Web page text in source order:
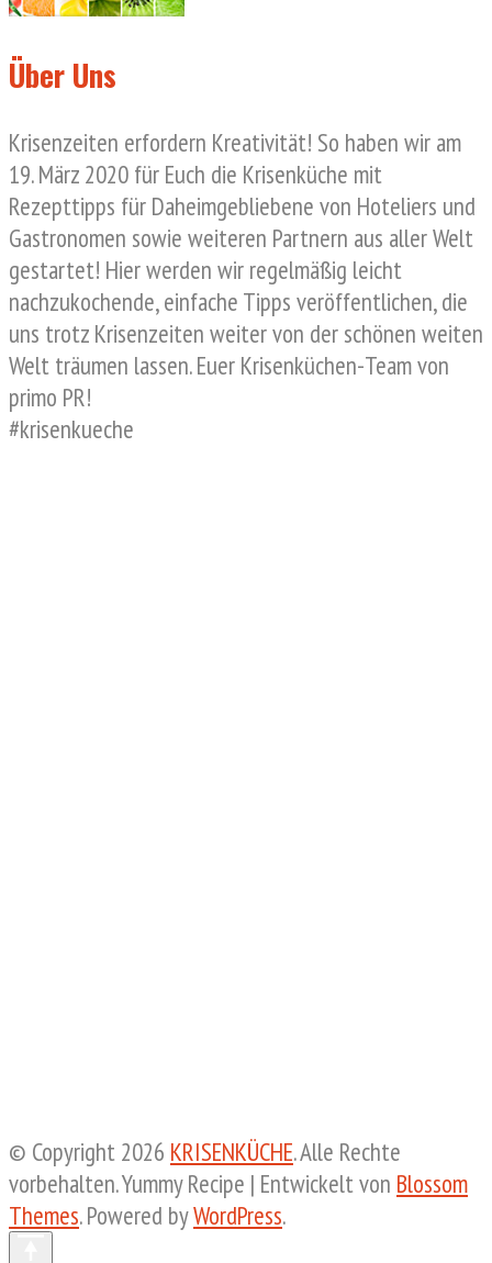
Über Uns
Krisenzeiten erfordern Kreativität! So haben wir am
19. März 2020 für Euch die Krisenküche mit
Rezepttipps für Daheimgebliebene von Hoteliers und
Gastronomen sowie weiteren Partnern aus aller Welt
gestartet! Hier werden wir regelmäßig leicht
nachzukochende, einfache Tipps veröffentlichen, die
uns trotz Krisenzeiten weiter von der schönen weiten
Welt träumen lassen. Euer Krisenküchen-Team von
primo PR!
#krisenkueche
© Copyright 2026 KRISENKÜCHE. Alle Rechte
vorbehalten.Yummy Recipe | Entwickelt von Blossom
Themes. Powered byWordPress.